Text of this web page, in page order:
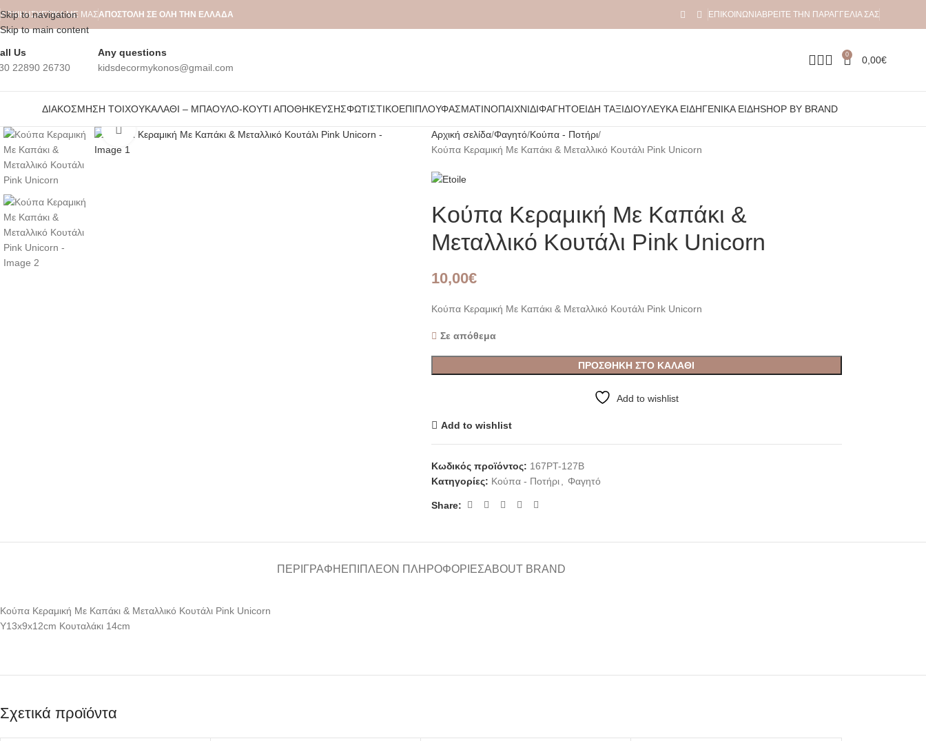
Skip to navigation
Skip to main content
ΑΡΧΙΚΉΣΧΕΤΙΚΆ ΜΕ ΜΑΣΑΠΟΣΤΟΛΗ ΣΕ ΟΛΗ ΤΗΝ ΕΛΛΑΔΑ ΕΠΙΚΟΙΝΩΝΊΑΒΡΕΊΤΕ ΤΗΝ ΠΑΡΑΓΓΕΛΊΑ ΣΑΣ
Us
22890 26730
Any questions
kidsdecormykonos@gmail.com
0 0,00€
ΔΙΑΚΌΣΜΗΣΗ ΤΟΊΧΟΥΚΑΛΆΘΙ – ΜΠΑΟΎΛΟ-ΚΟΥΤΊ ΑΠΟΘΉΚΕΥΣΗΣΦΩΤΙΣΤΙΚΌΈΠΙΠΛΟΥΦΑΣΜΆΤΙΝΟΠΑΙΧΝΊΔΙΦΑΓΗΤΌΕΊΔΗ ΤΑΞΙΔΙΟΎΛΕΥΚΆ ΕΊΔΗΓΕΝΙΚΆ ΕΊΔΗSHOP BY BRAND
Click to enlarge Αρχική σελίδα Φαγητό Κούπα - Ποτήρι
Κούπα Κεραμική Με Καπάκι & Μεταλλικό Κουτάλι Pink Unicorn
Κούπα Κεραμική Με Καπάκι &
Μεταλλικό Κουτάλι Pink Unicorn
10,00€
Κούπα Κεραμική Με Καπάκι & Μεταλλικό Κουτάλι Pink Unicorn
Σε απόθεμα
ΠΡΟΣΘΉΚΗ ΣΤΟ ΚΑΛΆΘΙ
Add to wishlist
Add to wishlist
Κωδικός προϊόντος: 167PT-127B
Κατηγορίες: Κούπα - Ποτήρι, Φαγητό
Share:
ΠΕΡΙΓΡΑΦΉ ΕΠΙΠΛΈΟΝ ΠΛΗΡΟΦΟΡΊΕΣABOUT BRAND
Κούπα Κεραμική Με Καπάκι & Μεταλλικό Κουτάλι Pink Unicorn
Υ13x9x12cm Κουταλάκι 14cm
Σχετικά προϊόντα